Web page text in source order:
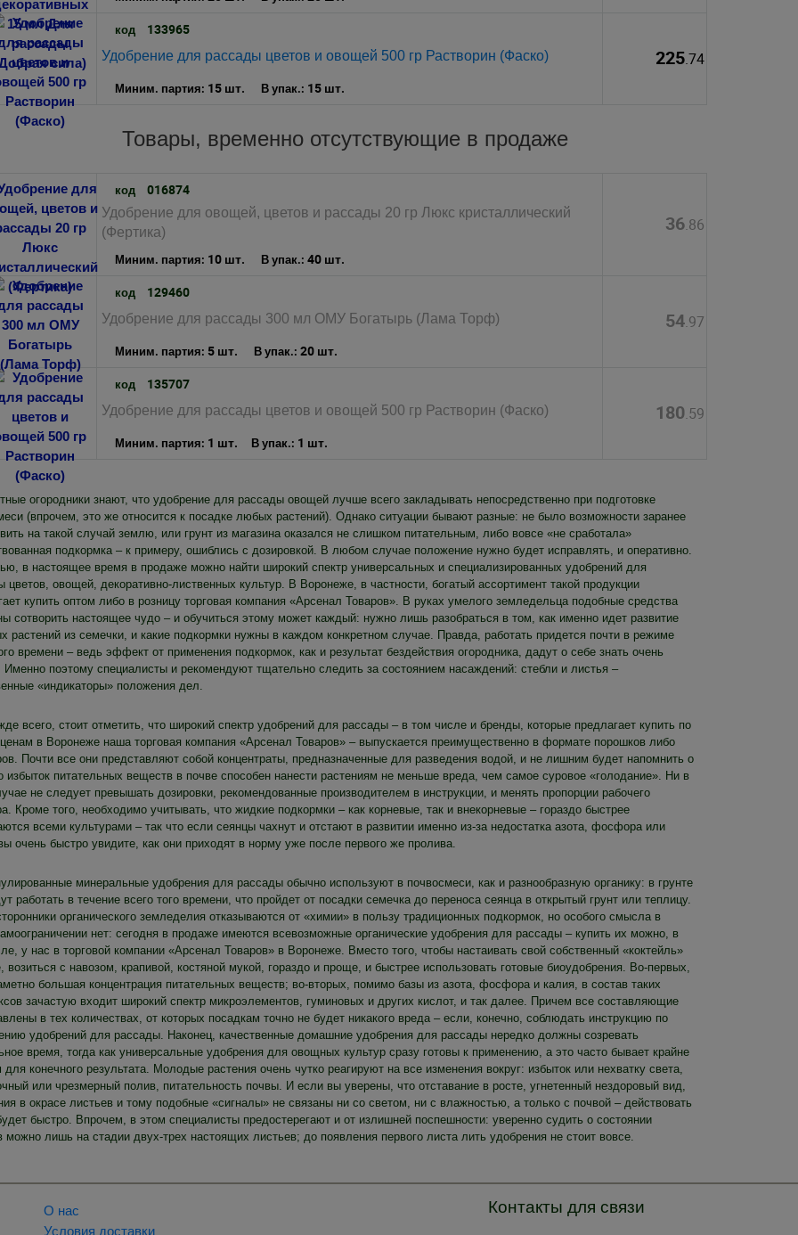
код 133965
Удобрение для рассады цветов и овощей 500 гр Растворин (Фаско)
Миним. партия: 15 шт. В упак.: 15 шт.
225.74
Товары, временно отсутствующие в продаже
код 016874
Удобрение для овощей, цветов и рассады 20 гр Люкс кристаллический
(Фертика)
Миним. партия: 10 шт. В упак.: 40 шт.
36.86
код 129460
Удобрение для рассады 300 мл ОМУ Богатырь (Лама Торф)
Миним. партия: 5 шт. В упак.: 20 шт.
54.97
код 135707
Удобрение для рассады цветов и овощей 500 гр Растворин (Фаско)
Миним. партия: 1 шт. В упак.: 1 шт.
180.59
огородники знают, что удобрение для рассады овощей лучше всего закладывать непосредственно при подготовке
(впрочем, это же относится к посадке любых растений). Однако ситуации бывают разные: не было возможности заранее
на такой случай землю, или грунт из магазина оказался не слишком питательным, либо вовсе «не сработала»
подкормка – к примеру, ошиблись с дозировкой. В любом случае положение нужно будет исправлять, и оперативно.
в настоящее время в продаже можно найти широкий спектр универсальных и специализированных удобрений для
цветов, овощей, декоративно-лиственных культур. В Воронеже, в частности, богатый ассортимент такой продукции
купить оптом либо в розницу торговая компания «Арсенал Товаров». В руках умелого земледельца подобные средства
сотворить настоящее чудо – и обучиться этому может каждый: нужно лишь разобраться в том, как именно идет развитие
растений из семечки, и какие подкормки нужны в каждом конкретном случае. Правда, работать придется почти в режиме
времени – ведь эффект от применения подкормок, как и результат бездействия огородника, дадут о себе знать очень
Именно поэтому специалисты и рекомендуют тщательно следить за состоянием насаждений: стебли и листья –
«индикаторы» положения дел.
всего, стоит отметить, что широкий спектр удобрений для рассады – в том числе и бренды, которые предлагает купить по
в Воронеже наша торговая компания «Арсенал Товаров» – выпускается преимущественно в формате порошков либо
Почти все они представляют собой концентраты, предназначенные для разведения водой, и не лишним будет напомнить о
избыток питательных веществ в почве способен нанести растениям не меньше вреда, чем самое суровое «голодание». Ни в
не следует превышать дозировки, рекомендованные производителем в инструкции, и менять пропорции рабочего
Кроме того, необходимо учитывать, что жидкие подкормки – как корневые, так и внекорневые – гораздо быстрее
всеми культурами – так что если сеянцы чахнут и отстают в развитии именно из-за недостатка азота, фосфора или
очень быстро увидите, как они приходят в норму уже после первого же пролива.
минеральные удобрения для рассады обычно используют в почвосмеси, как и разнообразную органику: в грунте
работать в течение всего того времени, что пройдет от посадки семечка до переноса сеянца в открытый грунт или теплицу.
органического земледелия отказываются от «химии» в пользу традиционных подкормок, но особого смысла в
нет: сегодня в продаже имеются всевозможные органические удобрения для рассады – купить их можно, в
у нас в торговой компании «Арсенал Товаров» в Воронеже. Вместо того, чтобы настаивать свой собственный «коктейль»
возиться с навозом, крапивой, костяной мукой, гораздо и проще, и быстрее использовать готовые биоудобрения. Во-первых,
большая концентрация питательных веществ; во-вторых, помимо базы из азота, фосфора и калия, в состав таких
зачастую входит широкий спектр микроэлементов, гуминовых и других кислот, и так далее. Причем все составляющие
в тех количествах, от которых посадкам точно не будет никакого вреда – если, конечно, соблюдать инструкцию по
удобрений для рассады. Наконец, качественные домашние удобрения для рассады нередко должны созревать
время, тогда как универсальные удобрения для овощных культур сразу готовы к применению, а это часто бывает крайне
конечного результата. Молодые растения очень чутко реагируют на все изменения вокруг: избыток или нехватку света,
или чрезмерный полив, питательность почвы. И если вы уверены, что отставание в росте, угнетенный нездоровый вид,
в окрасе листьев и тому подобные «сигналы» не связаны ни со светом, ни с влажностью, а только с почвой – действовать
быстро. Впрочем, в этом специалисты предостерегают и от излишней поспешности: уверенно судить о состоянии
можно лишь на стадии двух-трех настоящих листьев; до появления первого листа лить удобрения не стоит вовсе.
О нас
Условия доставки
Контакты для связи